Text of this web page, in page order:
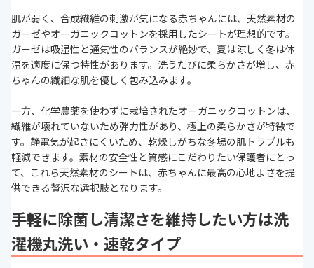
肌が弱く、合成繊維の刺激が気になる赤ちゃんには、天然素材の
ガーゼやオーガニックコットンを採用したシートが理想的です。
ガーゼは吸湿性と通気性のバランスが絶妙で、夏は涼しく冬は体
温を適度に保つ特性があります。洗うたびに柔らかさが増し、赤
ちゃんの繊細な肌を優しく包み込みます。
一方、化学農薬を使わずに栽培されたオーガニックコットンは、
繊維が壊れていないため弾力性があり、極上の柔らかさが特徴で
す。静電気が起きにくいため、乾燥しがちな冬場の肌トラブルも
軽減できます。素材の安全性と質感にこだわりたい保護者にとっ
て、これら天然素材のシートは、赤ちゃんに最高の心地よさを提
供できる贅沢な選択肢となります。
手軽に除菌し清潔さを維持したい方は洗
濯機丸洗い・速乾タイプ